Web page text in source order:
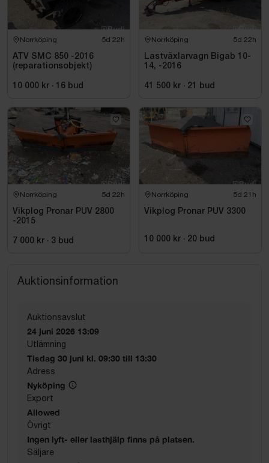
Norrköping 5d 22h
ATV SMC 850 -2016
(reparationsobjekt)
10 000 kr · 16 bud
Norrköping 5d 22h
Lastväxlarvagn Bigab 10-
14, -2016
41 500 kr · 21 bud
Norrköping 5d 22h
Vikplog Pronar PUV 2800
-2015
7 000 kr · 3 bud
Norrköping 5d 21h
Vikplog Pronar PUV 3300
10 000 kr · 20 bud
Auktionsinformation
Auktionsavslut
24 juni 2026 13:09
Utlämning
Tisdag 30 juni kl. 09:30 till 13:30
Adress
Nyköping
Export
Allowed
Övrigt
Ingen lyft- eller lasthjälp finns på platsen.
Säljare